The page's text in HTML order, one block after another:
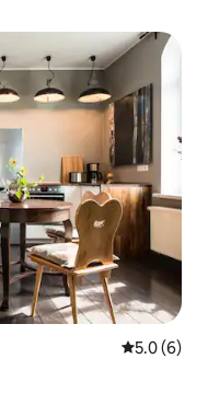
คะแนนเฉลี่
5.0 (6)